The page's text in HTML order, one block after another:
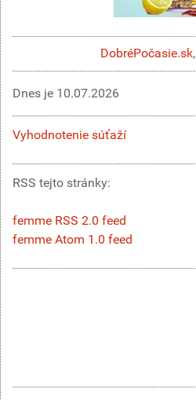
DobréPočasie.sk,
Dnes je 10.07.2026
Vyhodnotenie súťaží
RSS tejto stránky:
femme RSS 2.0 feed
femme Atom 1.0 feed